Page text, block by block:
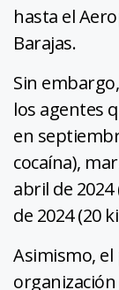
hasta el
Barajas.
Sin
los agentes
en
cocaína),
abril de
de 2024 (20
Asimismo, el